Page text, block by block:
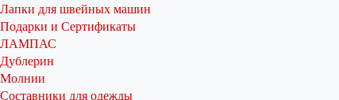
Лапки для швейных машин
Подарки и Сертификаты
ЛАМПАС
Дублерин
Молнии
Составники для одежды